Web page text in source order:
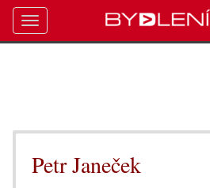
Petr Janeček
Toggle
navigation